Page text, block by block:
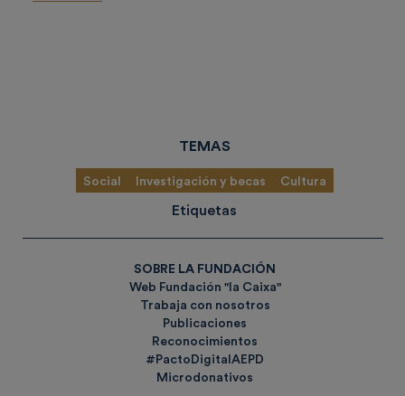
TEMAS
Social Investigación y becas Cultura
Etiquetas
SOBRE LA FUNDACIÓN
Web Fundación "la Caixa"
Trabaja con nosotros
Publicaciones
Reconocimientos
#PactoDigitalAEPD
Microdonativos